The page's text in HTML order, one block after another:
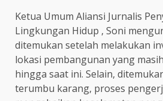
Ketua Umum Aliansi Jurnalis
Lingkungan Hidup , Soni
ditemukan setelah melakukan
lokasi pembangunan yang
hingga saat ini. Selain,
terumbu karang, proses